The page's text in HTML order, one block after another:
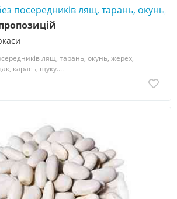
посередників лящ, тарань, окунь,
лящ, тарань, окунь, жерех,
карась, щуку....